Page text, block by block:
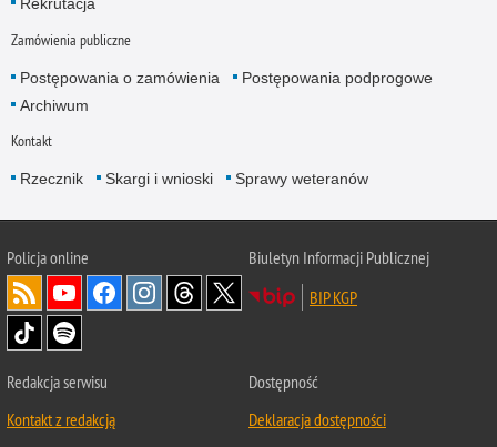
Rekrutacja
Zamówienia publiczne
Postępowania o zamówienia
Postępowania podprogowe
Archiwum
Kontakt
Rzecznik Skargi i wnioski Sprawy weteranów
Policjaonline
Biuletyn Informacji Publicznej
BIP KGP
Redakcja serwisu
Kontakt z redakcją
Dostępność
Deklaracja dostępności